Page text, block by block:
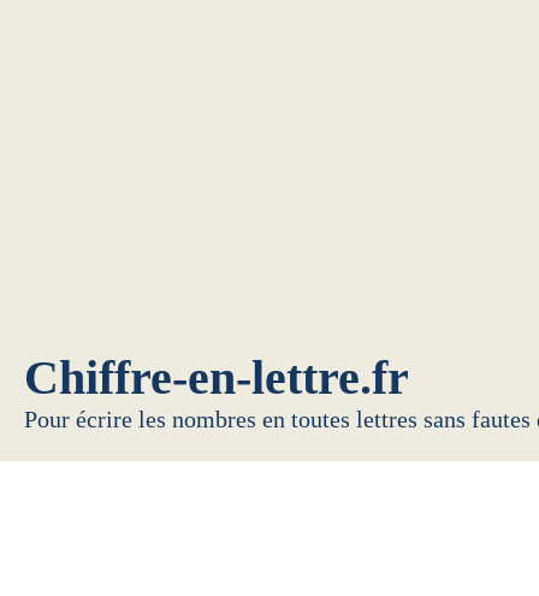
Chiffre-en-lettre.fr
Pour écrire les nombres en toutes lettres sans